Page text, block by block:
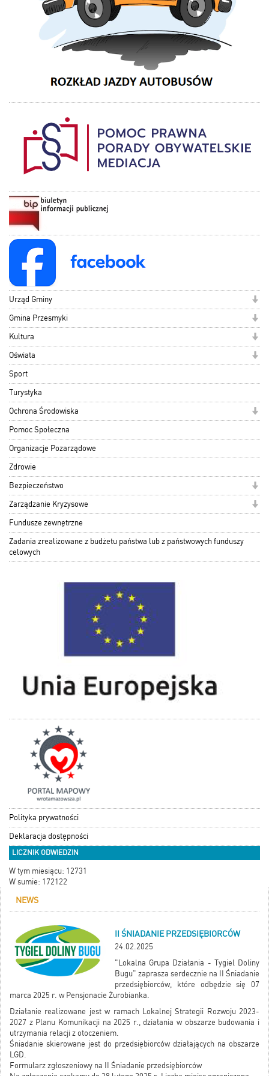
Urząd Gminy
Gmina Przesmyki
Kultura
Oświata
Sport
Turystyka
Ochrona Środowiska
Pomoc Społeczna
Organizacje Pozarządowe
Zdrowie
Bezpieczeństwo
Zarządzanie Kryzysowe
Fundusze zewnętrzne
Zadania zrealizowane z budżetu państwa lub z państwowych funduszy
celowych
Polityka prywatności
Deklaracja dostępności
LICZNIK ODWIEDZIN
W tym miesiącu: 12731
W sumie: 172122
NEWS
II ŚNIADANIE PRZEDSIĘBIORCÓW
24.02.2025
"Lokalna Grupa Działania - Tygiel Doliny
Bugu" zaprasza serdecznie na II Śniadanie
przedsiębiorców, które odbędzie się 07
marca 2025 r. w Pensjonacie Żurobianka.
Działanie realizowane jest w ramach Lokalnej Strategii Rozwoju 2023-
2027 z Planu Komunikacji na 2025 r., działania w obszarze budowania i
utrzymania relacji z otoczeniem.
Śniadanie skierowane jest do przedsiębiorców działających na obszarze
LGD.
Formularz zgłoszeniowy na II Śniadanie przedsiębiorców